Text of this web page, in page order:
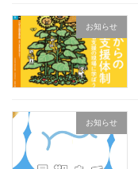
お知らせ
お知らせ